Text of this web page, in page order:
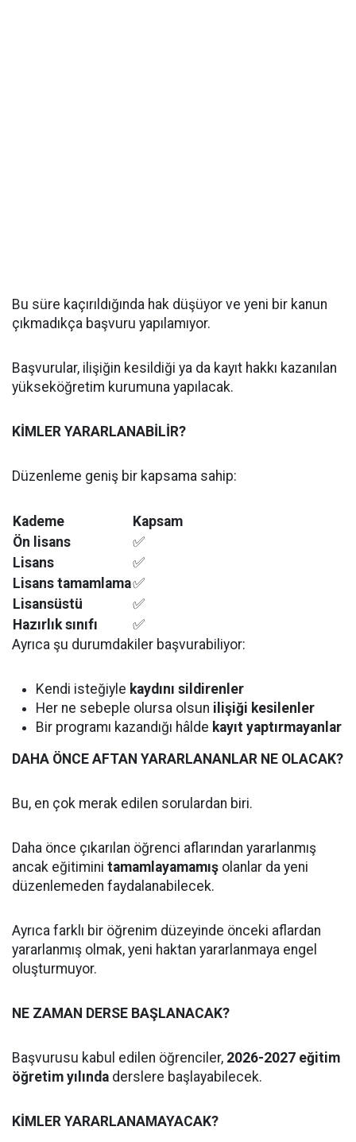
Bu süre kaçırıldığında hak düşüyor ve yeni bir kanun
çıkmadıkça başvuru yapılamıyor.
Başvurular, ilişiğin kesildiği ya da kayıt hakkı kazanılan
yükseköğretim kurumuna yapılacak.
KİMLER YARARLANABİLİR?
Düzenleme geniş bir kapsama sahip:
Kademe
Kapsam
Ön lisans
✅
Lisans
✅
Lisans tamamlama✅
Lisansüstü
✅
Hazırlık sınıfı
✅
Ayrıca şu durumdakiler başvurabiliyor:
Kendi isteğiyle kaydını sildirenler
Her ne sebeple olursa olsun ilişiği kesilenler
Bir programı kazandığı hâlde kayıt yaptırmayanlar
DAHA ÖNCE AFTAN YARARLANANLAR NE OLACAK?
Bu, en çok merak edilen sorulardan biri.
Daha önce çıkarılan öğrenci aflarından yararlanmış
ancak eğitimini tamamlayamamış olanlar da yeni
düzenlemeden faydalanabilecek.
Ayrıca farklı bir öğrenim düzeyinde önceki aflardan
yararlanmış olmak, yeni haktan yararlanmaya engel
oluşturmuyor.
NE ZAMAN DERSE BAŞLANACAK?
Başvurusu kabul edilen öğrenciler, 2026-2027 eğitim
öğretim yılında derslere başlayabilecek.
KİMLER YARARLANAMAYACAK?